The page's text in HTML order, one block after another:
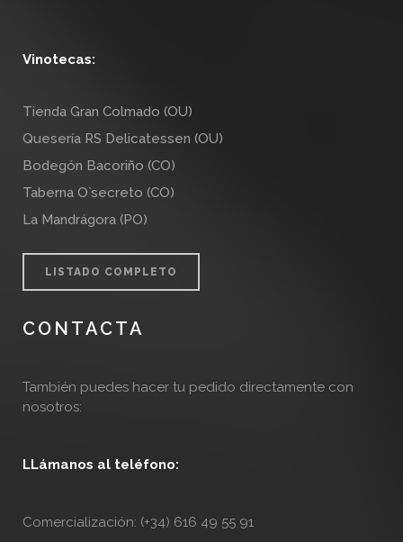
Vinotecas:
Tienda Gran Colmado (OU)
Quesería RS Delicatessen (OU)
Bodegón Bacoriño (CO)
Taberna O`secreto (CO)
La Mandrágora (PO)
LISTADO COMPLETO
CONTACTA
También puedes hacer tu pedido directamente con
nosotros:
LLámanos al teléfono:
Comercialización: (+34) 616 49 55 91